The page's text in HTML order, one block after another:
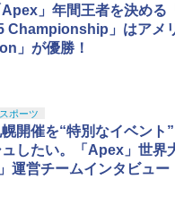
Apex」年間王者を決める
Championship」はアメ
」が優勝！
ポーツ
開催を“特別なイベント
ュしたい。「Apex」世界
運営チームインタビュー